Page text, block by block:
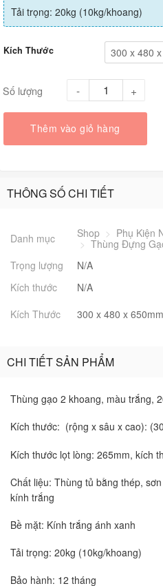
Tải trọng: 20kg (10kg/khoang)
Kích Thước 300 x 480
Số lượng
Thêm vào giỏ hàng
THÔNG SỐ CHI TIẾT
Danh mục Shop > Phụ Kiện
> Thùng Đựng
Trọng lượng
N/A
Kích thước
N/A
Kích Thước
300 x 480 x 650mm
CHI TIẾT SẢN PHẨM
Thùng gạo 2 khoang, màu trắng,
Kích thước: (rộng x sâu x cao):
Kích thước lọt lòng: 265mm, kích
Chất liệu: Thùng tủ bằng thép,
kính trắng
Bề mặt: Kính trắng ánh xanh
Tải trọng: 20kg (10kg/khoang)
Bảo hành: 12 tháng